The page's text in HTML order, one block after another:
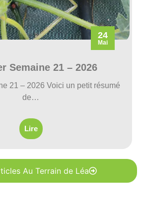
Au Terrain de Léa
24
Mai
Semaine 21 – 2026
21 – 2026 Voici un petit résumé
de…
Lire